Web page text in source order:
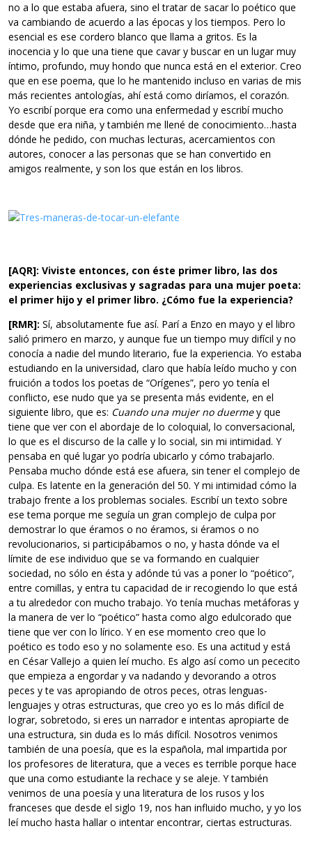
no a lo que estaba afuera, sino el tratar de sacar lo poético que
va cambiando de acuerdo a las épocas y los tiempos. Pero lo
esencial es ese cordero blanco que llama a gritos. Es la
inocencia y lo que una tiene que cavar y buscar en un lugar muy
íntimo, profundo, muy hondo que nunca está en el exterior. Creo
que en ese poema, que lo he mantenido incluso en varias de mis
más recientes antologías, ahí está como diríamos, el corazón.
Yo escribí porque era como una enfermedad y escribí mucho
desde que era niña, y también me llené de conocimiento…hasta
dónde he pedido, con muchas lecturas, acercamientos con
autores, conocer a las personas que se han convertido en
amigos realmente, y son los que están en los libros.
[AQR]: Viviste entonces, con éste primer libro, las dos
experiencias exclusivas y sagradas para una mujer poeta:
el primer hijo y el primer libro. ¿Cómo fue la experiencia?
[RMR]: Sí, absolutamente fue así. Parí a Enzo en mayo y el libro
salió primero en marzo, y aunque fue un tiempo muy difícil y no
conocía a nadie del mundo literario, fue la experiencia. Yo estaba
estudiando en la universidad, claro que había leído mucho y con
fruición a todos los poetas de “Orígenes”, pero yo tenía el
conflicto, ese nudo que ya se presenta más evidente, en el
siguiente libro, que es: Cuando una mujer no duermey que
tiene que ver con el abordaje de lo coloquial, lo conversacional,
lo que es el discurso de la calle y lo social, sin mi intimidad. Y
pensaba en qué lugar yo podría ubicarlo y cómo trabajarlo.
Pensaba mucho dónde está ese afuera, sin tener el complejo de
culpa. Es latente en la generación del 50. Y mi intimidad cómo la
trabajo frente a los problemas sociales. Escribí un texto sobre
ese tema porque me seguía un gran complejo de culpa por
demostrar lo que éramos o no éramos, si éramos o no
revolucionarios, si participábamos o no, y hasta dónde va el
límite de ese individuo que se va formando en cualquier
sociedad, no sólo en ésta y adónde tú vas a poner lo “poético”,
entre comillas, y entra tu capacidad de ir recogiendo lo que está
a tu alrededor con mucho trabajo. Yo tenía muchas metáforas y
la manera de ver lo “poético” hasta como algo edulcorado que
tiene que ver con lo lírico. Y en ese momento creo que lo
poético es todo eso y no solamente eso. Es una actitud y está
en César Vallejo a quien leí mucho. Es algo así como un pececito
que empieza a engordar y va nadando y devorando a otros
peces y te vas apropiando de otros peces, otras lenguas-
lenguajes y otras estructuras, que creo yo es lo más difícil de
lograr, sobretodo, si eres un narrador e intentas apropiarte de
una estructura, sin duda es lo más difícil. Nosotros venimos
también de una poesía, que es la española, mal impartida por
los profesores de literatura, que a veces es terrible porque hace
que una como estudiante la rechace y se aleje. Y también
venimos de una poesía y una literatura de los rusos y los
franceses que desde el siglo 19, nos han influido mucho, y yo los
leí mucho hasta hallar o intentar encontrar, ciertas estructuras.